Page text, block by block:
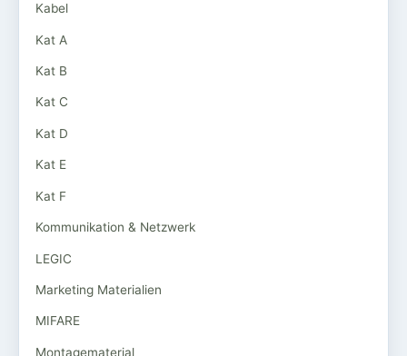
Kabel
Kat A
Kat B
Kat C
Kat D
Kat E
Kat F
Kommunikation & Netzwerk
LEGIC
Marketing Materialien
MIFARE
Montagematerial